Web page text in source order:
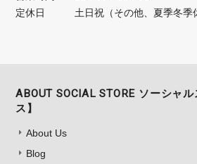
定休日
土日祝（その他、夏季冬季
ABOUT SOCIAL STORE ソーシャ
ス】
About Us
Blog